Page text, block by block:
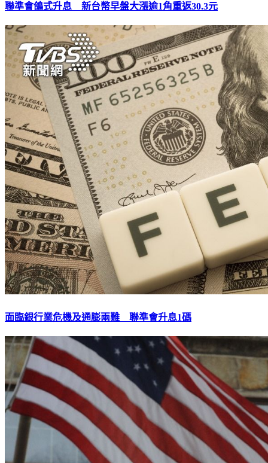
聯準會鴿式升息 新台幣早盤大漲逾1角重返30.3元
面臨銀行業危機及通膨兩難 聯準會升息1碼